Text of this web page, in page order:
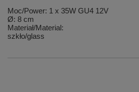
Moc/Power: 1 x 35W GU4 12V
Ø: 8 cm
Materiał/Material:
szkło/glass